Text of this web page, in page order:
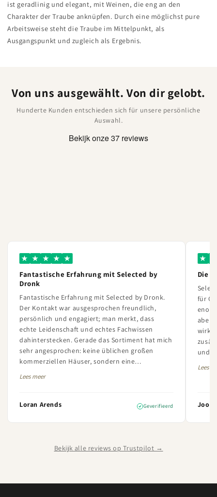
ist geradlinig und elegant, mit Weinen, die eng an den
Charakter der Traube anknüpfen. Durch eine möglichst pure
Arbeitsweise steht die Traube im Mittelpunkt, als
Ausgangspunkt und zugleich als Ergebnis.
Von uns ausgewählt. Von dir gelobt.
Hunderte Kunden entschieden sich für unsere persönliche
Auswahl.
★ ★ ★ ★ ★
Fantastische Erfahrung mit Selected by
Dronk
Fantastische Erfahrung mit Selected by Dronk.
Der Kontakt war ausgesprochen freundlich,
persönlich und engagiert; man merkt, dass
echte Leidenschaft und echtes Fachwissen
dahinterstecken. Gerade das Sortiment hat mich
sehr angesprochen: keine üblichen großen
kommerziellen Häuser, sondern eine
zudem perfekt verpackt und ordentlich geliefert.
Lees meer
Loran Arends Geverifieerd
★
Die
für
aber
und
Lees
Bekijk alle reviews op Trustpilot →